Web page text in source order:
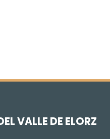
VALLE DE ELORZ